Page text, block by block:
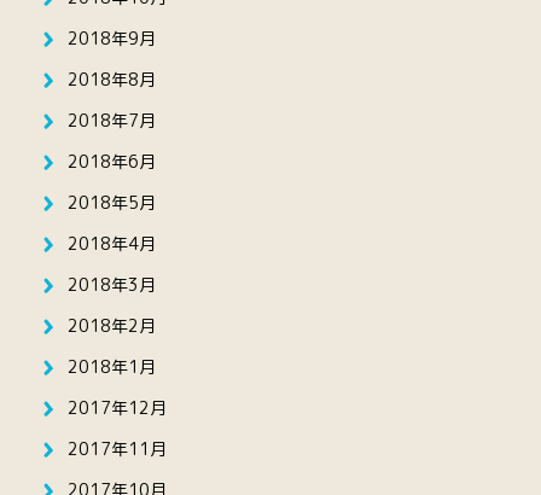
2018年9月
2018年8月
2018年7月
2018年6月
2018年5月
2018年4月
2018年3月
2018年2月
2018年1月
2017年12月
2017年11月
2017年10月